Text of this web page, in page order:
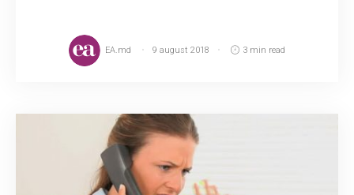
EA.md 9 august 2018 3 min read